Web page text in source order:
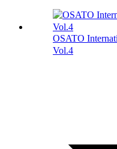
OSATO
Vol.4